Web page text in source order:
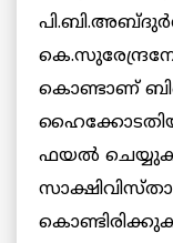
കൊണ്ടാണ്
ഫയൽ